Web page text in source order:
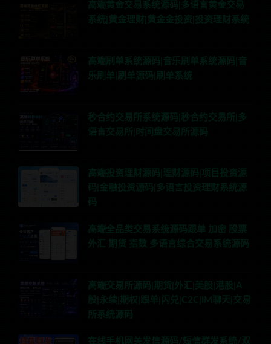
高端黄金交易系统源码|多语言黄金交易
系统|黄金理财|黄金金投资|投资理财系统
高端刷单系统源码|音乐刷单系统源码|音
乐刷单|刷单源码|刷单系统
秒合约交易所系统源码|秒合约交易所|多
语言交易所|时间盘交易所源码
高端投资理财源码|理财源码|项目投资源
码|金融投资源码|多语言投资理财系统源
码
高端全品类交易系统源码跟单 加密 股票
外汇 期货 指数 多语言综合交易系统源码
高端交易所源码|期货|外汇|美股|港股|A
股|永续|期权|跟单|闪兑|C2C|IM聊天|交易
所系统源码
在线手机网关发信源码/短信群发系统/双